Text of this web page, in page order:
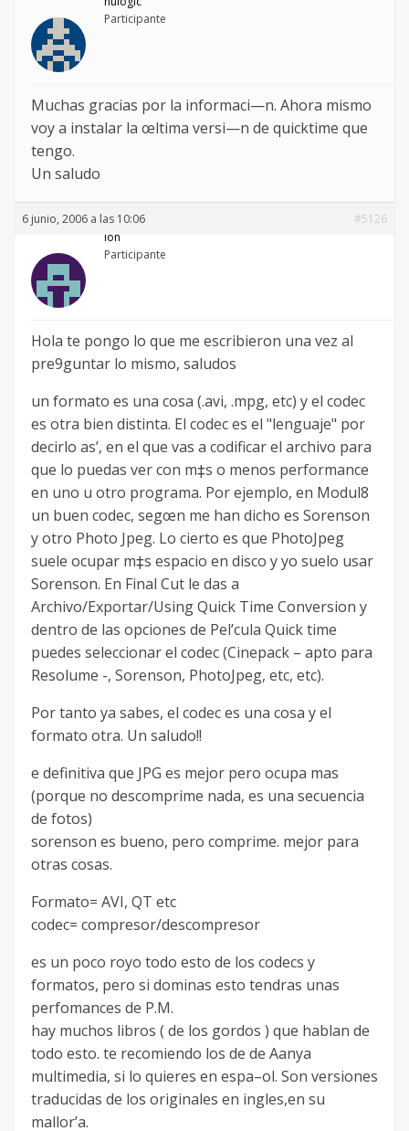
Participante
Muchas gracias por la informaci—n. Ahora mismo
voy a instalar la œltima versi—n de quicktime que
tengo.
Un saludo
6 junio, 2006 a las 10:06
#5126
ion
Participante
Hola te pongo lo que me escribieron una vez al
pre9guntar lo mismo, saludos
un formato es una cosa (.avi, .mpg, etc) y el codec
es otra bien distinta. El codec es el "lenguaje" por
decirlo as’, en el que vas a codificar el archivo para
que lo puedas ver con m‡s o menos performance
en uno u otro programa. Por ejemplo, en Modul8
un buen codec, segœn me han dicho es Sorenson
y otro Photo Jpeg. Lo cierto es que PhotoJpeg
suele ocupar m‡s espacio en disco y yo suelo usar
Sorenson. En Final Cut le das a
Archivo/Exportar/Using Quick Time Conversion y
dentro de las opciones de Pel’cula Quick time
puedes seleccionar el codec (Cinepack – apto para
Resolume -, Sorenson, PhotoJpeg, etc, etc).
Por tanto ya sabes, el codec es una cosa y el
formato otra. Un saludo!!
e definitiva que JPG es mejor pero ocupa mas
(porque no descomprime nada, es una secuencia
de fotos)
sorenson es bueno, pero comprime. mejor para
otras cosas.
Formato= AVI, QT etc
codec= compresor/descompresor
es un poco royo todo esto de los codecs y
formatos, pero si dominas esto tendras unas
perfomances de P.M.
hay muchos libros ( de los gordos ) que hablan de
todo esto. te recomiendo los de de Aanya
multimedia, si lo quieres en espa–ol. Son versiones
traducidas de los originales en ingles,en su
mallor’a.